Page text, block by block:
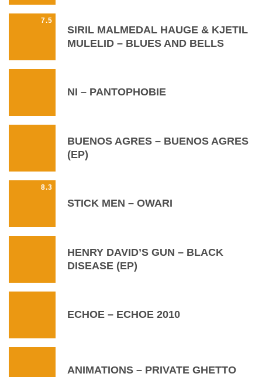
7.5
SIRIL MALMEDAL HAUGE & KJETIL
MULELID – BLUES AND BELLS
NI – PANTOPHOBIE
BUENOS AGRES – BUENOS AGRES
(EP)
8.3
STICK MEN – OWARI
HENRY DAVID’S GUN – BLACK
DISEASE (EP)
ECHOE – ECHOE 2010
ANIMATIONS – PRIVATE GHETTO